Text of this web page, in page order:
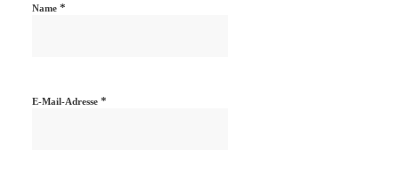
Name *
E-Mail-Adresse *